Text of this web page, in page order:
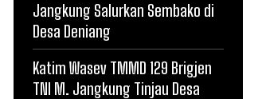
Jangkung Salurkan Sembako di
Desa Deniang
Katim Wasev TMMD 129 Brigjen
TNI M. Jangkung Tinjau Desa